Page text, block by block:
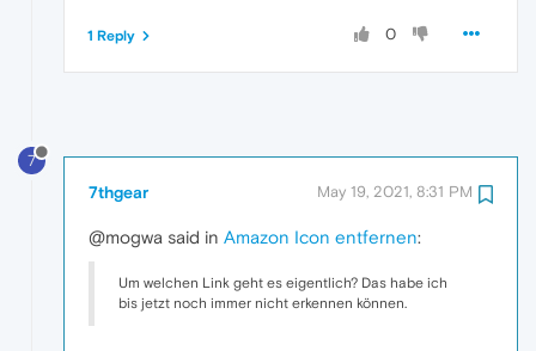
0
1 Reply
7
7thgear May 19, 2021, 8:31 PM
@mogwa said in Amazon Icon entfernen:
Um welchen Link geht es eigentlich? Das habe ich
bis jetzt noch immer nicht erkennen können.